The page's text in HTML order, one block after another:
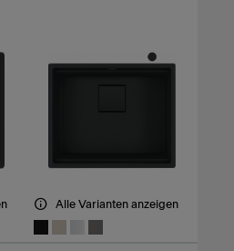
Alle Varianten anzeigen